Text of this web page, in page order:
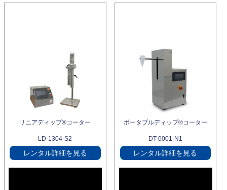
リニアディップ®コーター
LD-1304-S2
レンタル詳細を見る
ポータブルディップ®コーター
DT-0001-N1
レンタル詳細を見る